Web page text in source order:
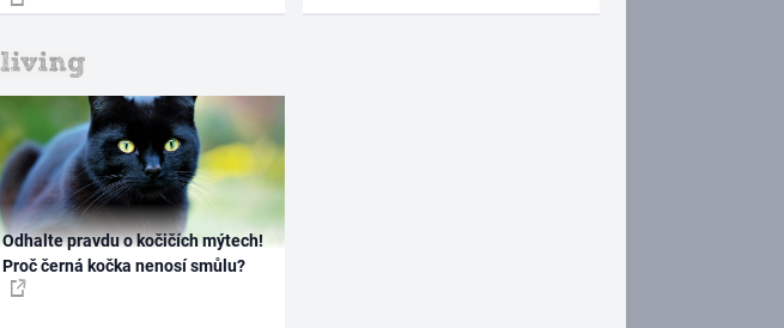
Odhalte pravdu o kočičích mýtech!
Proč černá kočka nenosí smůlu?